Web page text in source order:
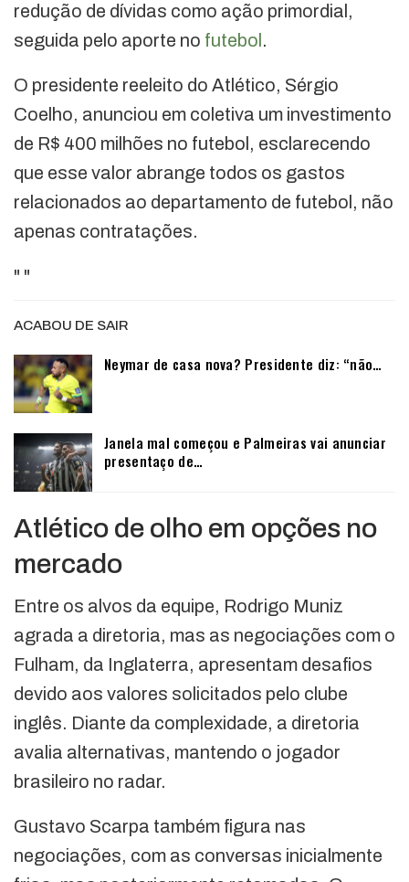
redução de dívidas como ação primordial,
seguida pelo aporte no futebol .
O presidente reeleito do Atlético, Sérgio
Coelho, anunciou em coletiva um investimento
de R$ 400 milhões no futebol, esclarecendo
que esse valor abrange todos os gastos
relacionados ao departamento de futebol, não
apenas contratações.
" "
ACABOU DE SAIR
Neymar de casa nova? Presidente diz: “não…
Janela mal começou e Palmeiras vai anunciar
presentaço de…
Atlético de olho em opções no
mercado
Entre os alvos da equipe, Rodrigo Muniz
agrada a diretoria, mas as negociações com o
Fulham, da Inglaterra, apresentam desafios
devido aos valores solicitados pelo clube
inglês. Diante da complexidade, a diretoria
avalia alternativas, mantendo o jogador
brasileiro no radar.
Gustavo Scarpa também figura nas
negociações, com as conversas inicialmente